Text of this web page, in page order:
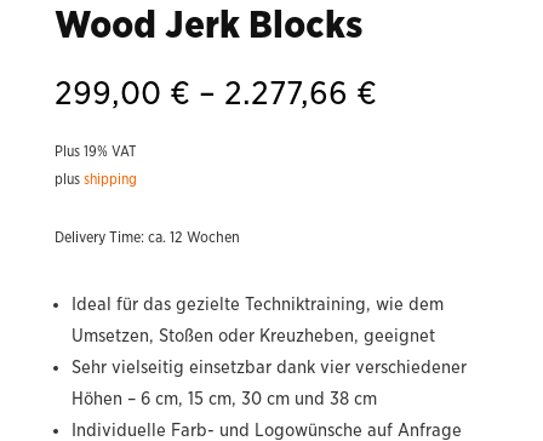
Wood Jerk Blocks
299,00 € – 2.277,66 €Price
Plus 19% VAT
plus shipping
Delivery Time: ca. 12 Wochen
Ideal für das gezielte Techniktraining, wie dem
Umsetzen, Stoßen oder Kreuzheben, geeignet
Sehr vielseitig einsetzbar dank vier verschiedener
Höhen – 6 cm, 15 cm, 30 cm und 38 cm
Individuelle Farb- und Logowünsche auf Anfrage